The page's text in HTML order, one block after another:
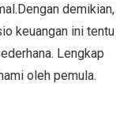
demikian,
keuangan ini tentu
Lengkap
oleh pemula.